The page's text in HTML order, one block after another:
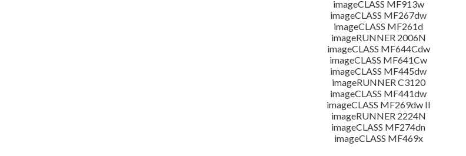
imageCLASS MF913w
imageCLASS MF267dw
imageCLASS MF261d
imageRUNNER 2006N
imageCLASS MF644Cdw
imageCLASS MF641Cw
imageCLASS MF445dw
imageRUNNER C3120
imageCLASS MF441dw
imageCLASS MF269dw II
imageRUNNER 2224N
imageCLASS MF274dn
imageCLASS MF469x